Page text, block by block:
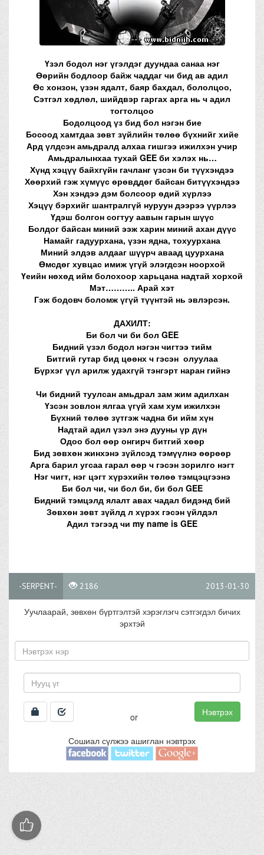
Үзэл бодол нэг үгэлдэг дуундаа санаа нэг
Өөрийн бодлоор байж чаддаг чи бид ав адил
Өс хонзон, үзэн ядалт, баяр бахдал, бололцоо,
Сэтгэл хөдлөл, шийдвэр гаргах арга нь ч адил
тогтолцоо
Бодолцоод үз бид бол нэгэн бие
Босоод хамтдаа зөвт зүйлийн төлөө бүхнийг хийе
Ард үлдсэн амьдралд алхаа гишгээ ижилхэн учир
Амьдралынхаа тухай GEE би хэлэх нь…
Хүнд хэцүү байхгүйн гачланг үзсэн би түүхэндээ
Хөөрхий гэж хүмүүс өрөвддөг байсан битүүхэндээ
Хэн хэндээ дэм болсоор өдий хүрлээ
Хэцүү бэрхийг шантралгүй нуруун дээрээ үүрлээ
Үдэш болгон согтуу аавын гарын шүүс
Болдог байсан миний ээж харин миний ахан дүүс
Намайг гадуурхана, үзэн ядна, тохуурхана
Миний элдэв алдааг шүүрч аваад цуурхана
Өмсдөг хувцас имиж үгүй элэгдсэн ноорхой
Үеийн нөхөд ийм болохоор харьцана надтай хорхой
Мэт……….. Арай хэт
Гэж бодовч боломж үгүй түүнтэй нь эвлэрсэн.
ДАХИЛТ:
Би бол чи би бол GEE
Бидний үзэл бодол нэгэн чигтээ тийм
Битгий гутар бид цөөнх ч гэсэн олуулаа
Бүрхэг үүл арилж удахгүй тэнгэрт наран гийнэ
Чи бидний туулсан амьдрал зам жим адилхан
Үзсэн зовлон ялгаа үгүй хам хум ижилхэн
Бүхний төлөө зүтгэж чадна би ийм хүн
Надтай адил үзэл энэ дууны үр дүн
Одоо бол өөр онгирч битгий хөөр
Бид зөвхөн жинхэнэ зүйлсэд тэмүүлнэ өөрөөр
Арга барил угсаа гарал өөр ч гэсэн зорилго нэгт
Нэг чигт, нэг цэгт хүрэхийн төлөө тэмцэцгээнэ
Би бол чи, чи бол би, би бол GEE
Бидний тэмцэлд ялалт авах чадал бидэнд бий
Зөвхөн зөвт зүйлд л хүрэх гэсэн үйлдэл
Адил тэгээд чи my name is GEE
-SERPENT- 2186 2013-01-30
Уучлаарай, зөвхөн бүртгэлтэй хэрэглэгч сэтгэгдэл бичих
эрхтэй
Нэвтрэх
or
Сошиал сүлжээ ашиглан нэвтрэх